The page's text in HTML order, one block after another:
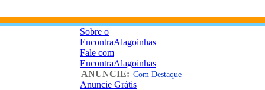
Sobre o
EncontraAlagoinhas
Fale com
EncontraAlagoinhas
ANUNCIE: Com Destaque |
Anuncie Grátis